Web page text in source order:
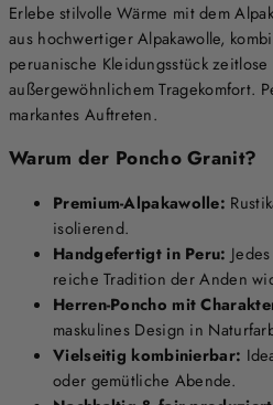
Erlebe stilvolle Wärme mit dem
aus hochwertiger Alpakawolle,
peruanische Kleidungsstück
außergewöhnlichem Tragekomfort.
markantes Auftreten.
Warum der Poncho Granit?
Premium-Alpakawolle:
isolierend.
Handgefertigt in Peru:
reiche Tradition der Anden
Herren-Poncho mit
maskulines Design in
Vielseitig kombinierbar:
oder gemütliche Abende.